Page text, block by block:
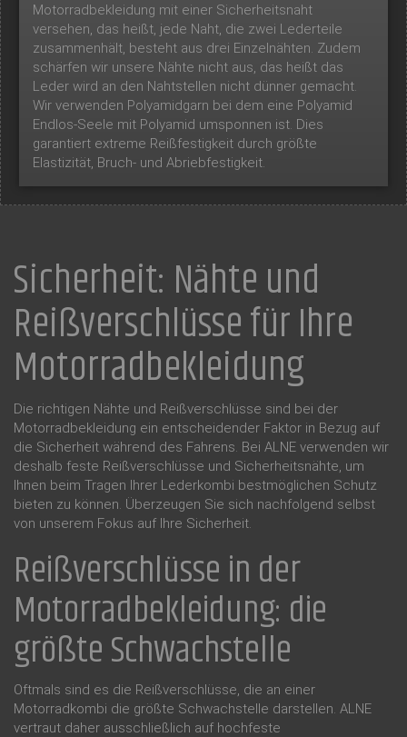
Motorradbekleidung mit einer Sicherheitsnaht
versehen, das heißt, jede Naht, die zwei Lederteile
zusammenhält, besteht aus drei Einzelnähten. Zudem
schärfen wir unsere Nähte nicht aus, das heißt das
Leder wird an den Nahtstellen nicht dünner gemacht.
Wir verwenden Polyamidgarn bei dem eine Polyamid
Endlos-Seele mit Polyamid umsponnen ist. Dies
garantiert extreme Reißfestigkeit durch größte
Elastizität, Bruch- und Abriebfestigkeit.
Sicherheit: Nähte und
Reißverschlüsse für Ihre
Motorradbekleidung
Die richtigen Nähte und Reißverschlüsse sind bei der
Motorradbekleidung ein entscheidender Faktor in Bezug auf
die Sicherheit während des Fahrens. Bei ALNE verwenden wir
deshalb feste Reißverschlüsse und Sicherheitsnähte, um
Ihnen beim Tragen Ihrer Lederkombi bestmöglichen Schutz
bieten zu können. Überzeugen Sie sich nachfolgend selbst
von unserem Fokus auf Ihre Sicherheit.
Reißverschlüsse in der
Motorradbekleidung: die
größte Schwachstelle
Oftmals sind es die Reißverschlüsse, die an einer
Motorradkombi die größte Schwachstelle darstellen. ALNE
vertraut daher ausschließlich auf hochfeste